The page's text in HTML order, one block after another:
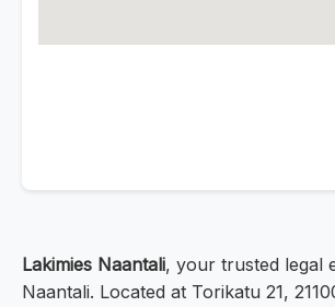
Lakimies Naantali, your trusted legal
Naantali. Located at Torikatu 21,